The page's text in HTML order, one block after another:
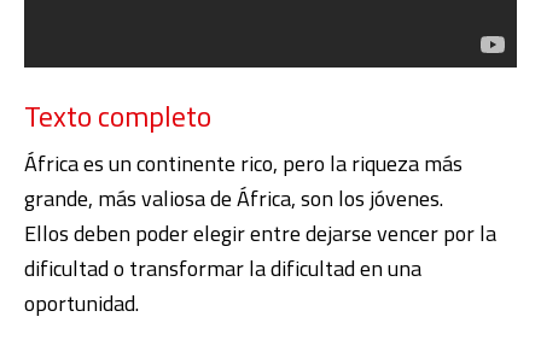
Texto completo
África es un continente rico, pero la riqueza más
grande, más valiosa de África, son los jóvenes.
Ellos deben poder elegir entre dejarse vencer por la
dificultad o transformar la dificultad en una
oportunidad.